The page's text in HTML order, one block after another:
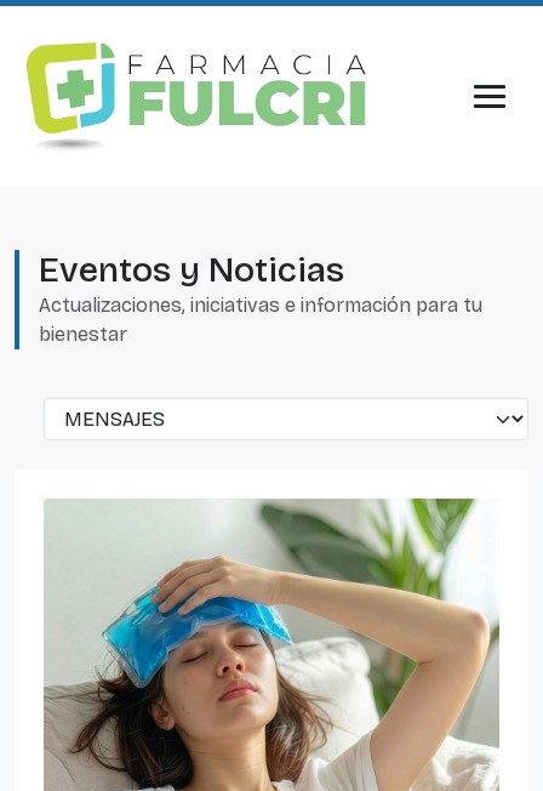
Eventos y Noticias
Actualizaciones, iniciativas e información para tu
bienestar